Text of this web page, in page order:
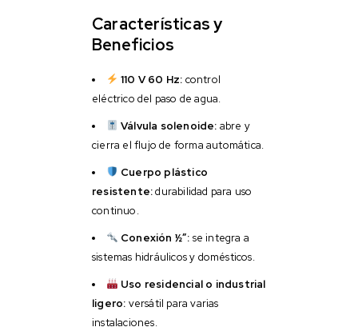
Características y
Beneficios
110 V 60 Hz: control
eléctrico del paso de agua.
Válvula solenoide: abre y
cierra el flujo de forma automática.
Cuerpo plástico
resistente:durabilidad para uso
continuo.
Conexión ½”: se integra a
sistemas hidráulicos y domésticos.
Uso residencial o industrial
ligero: versátil para varias
instalaciones.